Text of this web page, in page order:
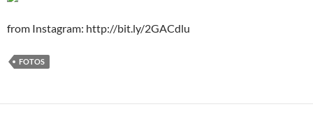
from Instagram: http://bit.ly/2GACdlu
FOTOS